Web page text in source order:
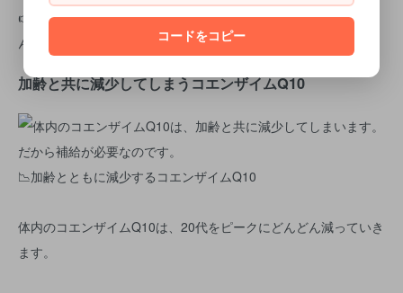
👉元気を出したい方、疲れやすさが気になる方に欠かせませ
ん。
加齢と共に減少してしまうコエンザイムQ10
📉加齢とともに減少するコエンザイムQ10
体内のコエンザイムQ10は、20代をピークにどんどん減っていき
ます。
コードをコピー